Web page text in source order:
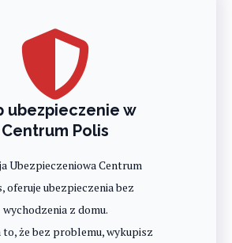
ubezpieczenie w
Centrum Polis
Ubezpieczeniowa Centrum
oferuje ubezpieczenia bez
wychodzenia z domu.
to, że bez problemu, wykupisz